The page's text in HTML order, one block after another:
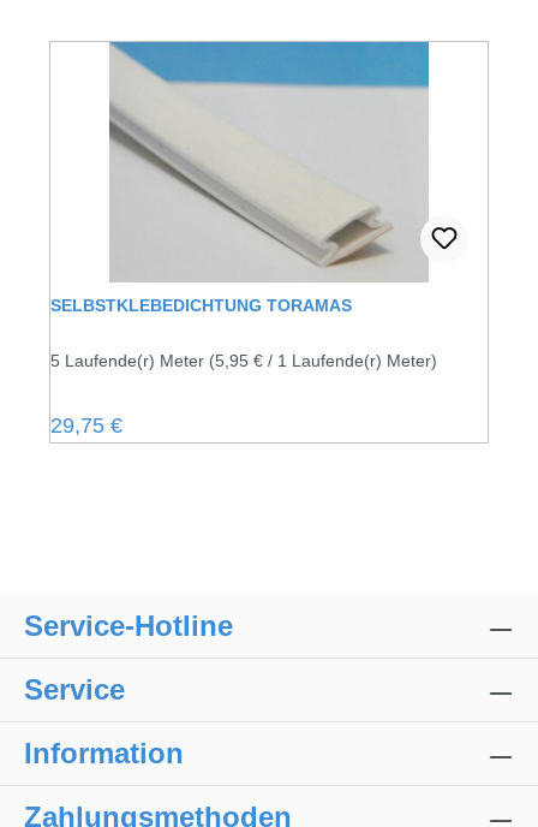
SELBSTKLEBEDICHTUNG TORAMAS
5 Laufende(r) Meter (5,95 € / 1 Laufende(r) Meter)
Regulärer Preis:
29,75 €
Service-Hotline
Service
Information
Zahlungsmethoden